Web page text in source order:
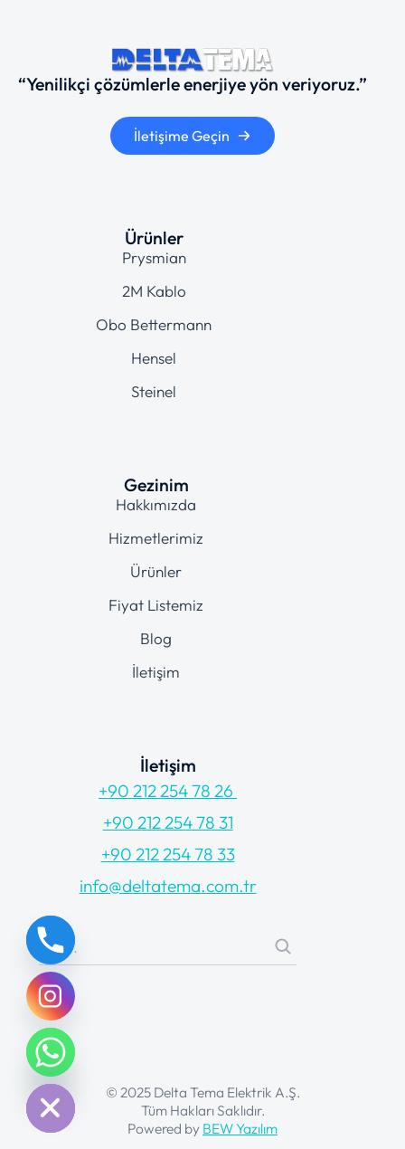
“Yenilikçi çözümlerle enerjiye yön veriyoruz.”
İletişime Geçin
Ürünler
Prysmian
2M Kablo
Obo Bettermann
Hensel
Steinel
Gezinim
Hakkımızda
Hizmetlerimiz
Ürünler
Fiyat Listemiz
Blog
İletişim
İletişim
+90 212 254 78 26
+90 212 254 78 31
+90 212 254 78 33
info@deltatema.com.tr
© 2025 Delta Tema Elektrik A.Ş.
Tüm Hakları Saklıdır.
Powered by BEW Yazılım
Hide
chaty